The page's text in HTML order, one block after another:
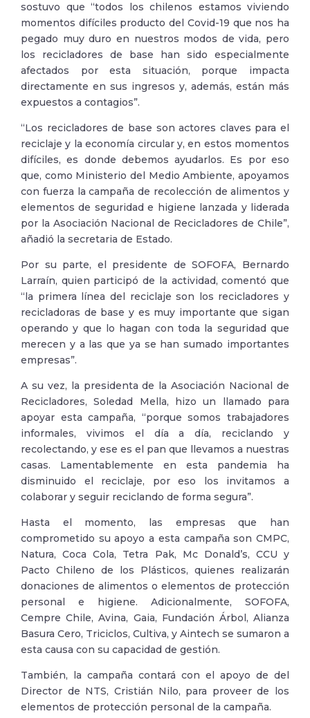
sostuvo que “todos los chilenos estamos viviendo
momentos difíciles producto del Covid-19 que nos ha
pegado muy duro en nuestros modos de vida, pero
los recicladores de base han sido especialmente
afectados por esta situación, porque impacta
directamente en sus ingresos y, además, están más
expuestos a contagios”.
“Los recicladores de base son actores claves para el
reciclaje y la economía circular y, en estos momentos
difíciles, es donde debemos ayudarlos. Es por eso
que, como Ministerio del Medio Ambiente, apoyamos
con fuerza la campaña de recolección de alimentos y
elementos de seguridad e higiene lanzada y liderada
por la Asociación Nacional de Recicladores de Chile”,
añadió la secretaria de Estado.
Por su parte, el presidente de SOFOFA, Bernardo
Larraín, quien participó de la actividad, comentó que
“la primera línea del reciclaje son los recicladores y
recicladoras de base y es muy importante que sigan
operando y que lo hagan con toda la seguridad que
merecen y a las que ya se han sumado importantes
empresas”.
A su vez, la presidenta de la Asociación Nacional de
Recicladores, Soledad Mella, hizo un llamado para
apoyar esta campaña, “porque somos trabajadores
informales, vivimos el día a día, reciclando y
recolectando, y ese es el pan que llevamos a nuestras
casas. Lamentablemente en esta pandemia ha
disminuido el reciclaje, por eso los invitamos a
colaborar y seguir reciclando de forma segura”.
Hasta el momento, las empresas que han
comprometido su apoyo a esta campaña son CMPC,
Natura, Coca Cola, Tetra Pak, Mc Donald’s, CCU y
Pacto Chileno de los Plásticos, quienes realizarán
donaciones de alimentos o elementos de protección
personal e higiene. Adicionalmente, SOFOFA,
Cempre Chile, Avina, Gaia, Fundación Árbol, Alianza
Basura Cero, Triciclos, Cultiva, y Aintech se sumaron a
esta causa con su capacidad de gestión.
También, la campaña contará con el apoyo de del
Director de NTS, Cristián Nilo, para proveer de los
elementos de protección personal de la campaña.